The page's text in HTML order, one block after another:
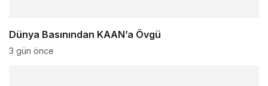
Dünya Basınından KAAN’a Övgü
3 gün önce